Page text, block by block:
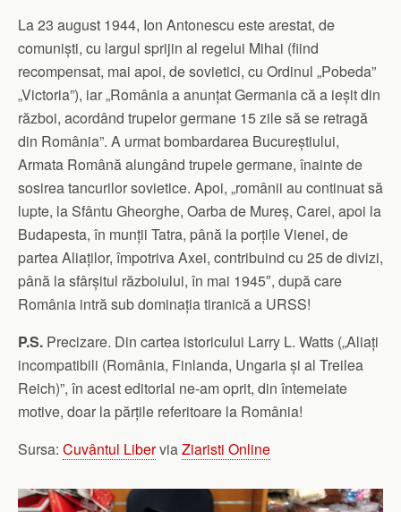
La 23 august 1944, Ion Antonescu este arestat, de
comuniști, cu largul sprijin al regelui Mihai (fiind
recompensat, mai apoi, de sovietici, cu Ordinul „Pobeda”
„Victoria”), iar „România a anunțat Germania că a ieșit din
război, acordând trupelor germane 15 zile să se retragă
din România”. A urmat bombardarea Bucureștiului,
Armata Română alungând trupele germane, înainte de
sosirea tancurilor sovietice. Apoi, „românii au continuat să
lupte, la Sfântu Gheorghe, Oarba de Mureș, Carei, apoi la
Budapesta, în munții Tatra, până la porțile Vienei, de
partea Aliaților, împotriva Axei, contribuind cu 25 de divizi,
până la sfârșitul războiului, în mai 1945″, după care
România intră sub dominația tiranică a URSS!
P.S. Precizare. Din cartea istoricului Larry L. Watts („Aliați
incompatibili (România, Finlanda, Ungaria și al Treilea
Reich)”, în acest editorial ne-am oprit, din întemeiate
motive, doar la părțile referitoare la România!
Sursa: Cuvântul LiberviaZiaristi Online